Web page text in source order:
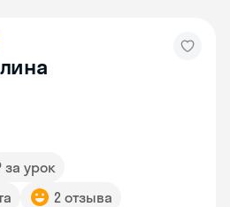
за урок
2 отзыва